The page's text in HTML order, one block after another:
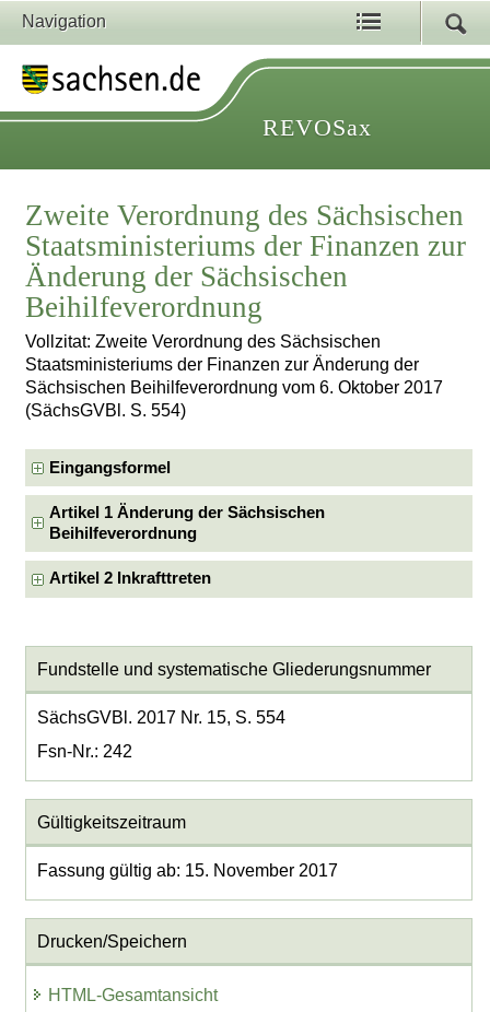
Navigation
REVOSax
Zweite Verordnung des Sächsischen
Staatsministeriums der Finanzen zur
Änderung der Sächsischen
Beihilfeverordnung
Vollzitat: Zweite Verordnung des Sächsischen
Staatsministeriums der Finanzen zur Änderung der
Sächsischen Beihilfeverordnung vom 6. Oktober 2017
(SächsGVBl. S. 554)
Eingangsformel
Artikel 1 Änderung der Sächsischen
Beihilfeverordnung
Artikel 2 Inkrafttreten
Fundstelle und systematische Gliederungsnummer
SächsGVBl. 2017 Nr. 15, S. 554
Fsn-Nr.: 242
Gültigkeitszeitraum
Fassung gültig ab: 15. November 2017
Drucken/Speichern
HTML-Gesamtansicht